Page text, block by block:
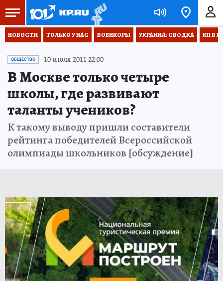
НОВОСТИ ТОЛЬКО У НАС ВОЕНКОРЫ УКРАИНА: СВОДКА КП В
ОБЩЕСТВО 10 июля 2011 22:00
В Москве только четыре
школы, где развивают
таланты учеников?
К такому выводу пришли составители
рейтинга победителей Всероссийской
олимпиады школьников [обсуждение]